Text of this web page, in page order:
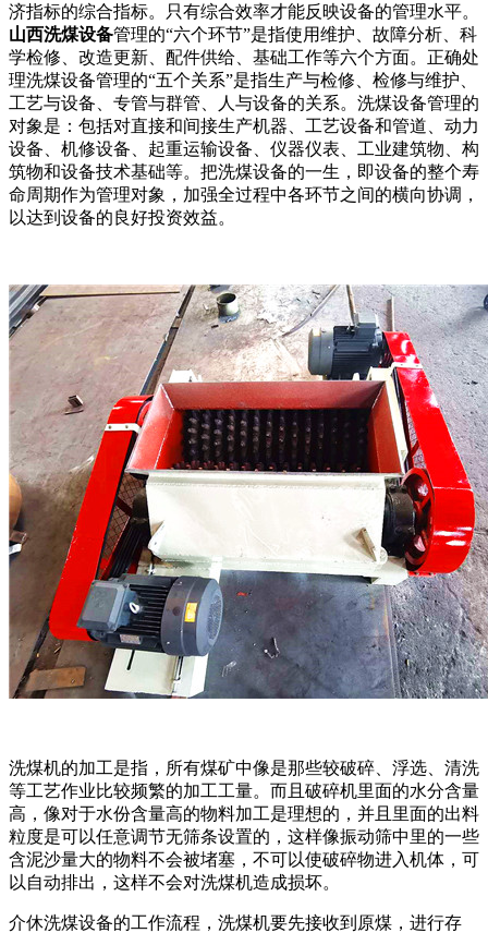
济指标的综合指标。只有综合效率才能反映设备的管理水平。
山西洗煤设备管理的“六个环节”是指使用维护、故障分析、科
学检修、改造更新、配件供给、基础工作等六个方面。正确处
理洗煤设备管理的“五个关系”是指生产与检修、检修与维护、
工艺与设备、专管与群管、人与设备的关系。洗煤设备管理的
对象是：包括对直接和间接生产机器、工艺设备和管道、动力
设备、机修设备、起重运输设备、仪器仪表、工业建筑物、构
筑物和设备技术基础等。把洗煤设备的一生，即设备的整个寿
命周期作为管理对象，加强全过程中各环节之间的横向协调，
以达到设备的良好投资效益。
洗煤机的加工是指，所有煤矿中像是那些较破碎、浮选、清洗
等工艺作业比较频繁的加工工量。而且破碎机里面的水分含量
高，像对于水份含量高的物料加工是理想的，并且里面的出料
粒度是可以任意调节无筛条设置的，这样像振动筛中里的一些
含泥沙量大的物料不会被堵塞，不可以使破碎物进入机体，可
以自动排出，这样不会对洗煤机造成损坏。
介休洗煤设备的工作流程，洗煤机要先接收到原煤，进行存